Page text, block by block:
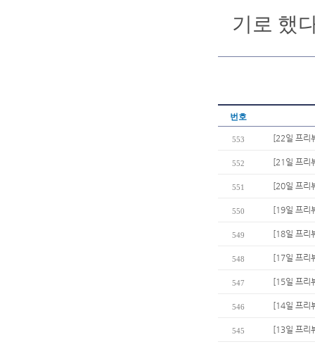
기로 했
번호
553 [22일 프리
552 [21일 프리
551 [20일 프리
550 [19일 프리
549 [18일 프리
548 [17일 프리
547 [15일 프리
546 [14일 프리
545 [13일 프리